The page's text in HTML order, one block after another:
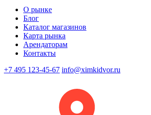
О рынке
Блог
Каталог магазинов
Карта рынка
Арендаторам
Контакты
+7 495 123-45-67 info@ximkidvor.ru